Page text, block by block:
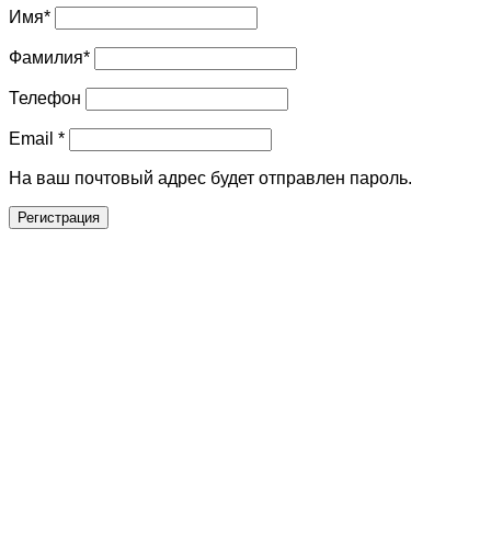
Имя*
Фамилия*
Телефон
Email *
На ваш почтовый адрес будет отправлен пароль.
Регистрация